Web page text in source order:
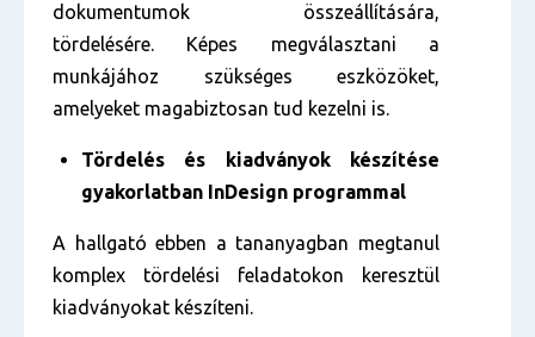
dokumentumok összeállítására,
tördelésére. Képes megválasztani a
munkájához szükséges eszközöket,
amelyeket magabiztosan tud kezelni is.
Tördelés és kiadványok készítése
gyakorlatban InDesign programmal
A hallgató ebben a tananyagban megtanul
komplex tördelési feladatokon keresztül
kiadványokat készíteni.